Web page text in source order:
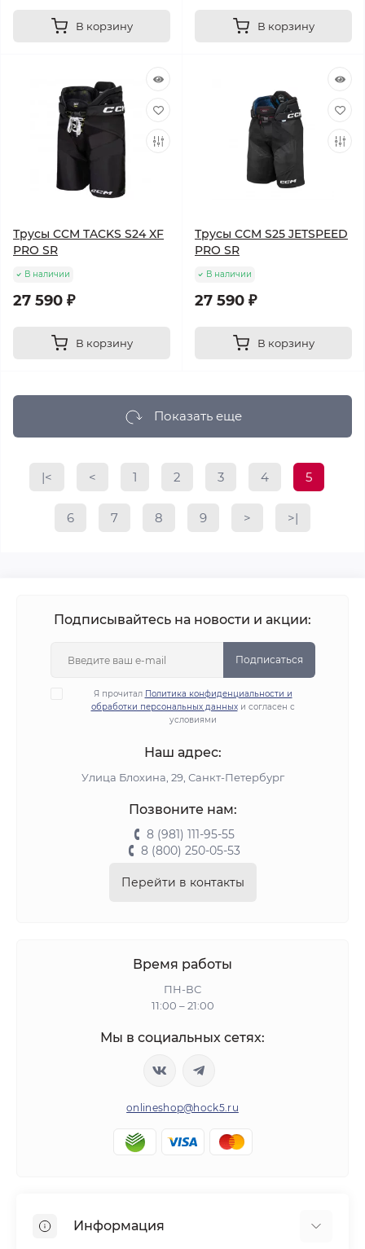
В корзину В корзину
Трусы CCM TACKS S24 XF
PRO SR
В наличии
27 590 ₽
В корзину
Трусы CCM S25 JETSPEED
PRO SR
В наличии
27 590 ₽
В корзину
Показать еще
|< < 1 2 3 4 5
6 7 8 9 > >|
Подписывайтесь на новости и акции:
Подписаться
Я прочитал Политика конфиденциальности и
обработки персональных данныхи согласен с
условиями
Наш адрес:
Улица Блохина, 29, Санкт-Петербург
Позвоните нам:
8 (981) 111-95-55
8 (800) 250-05-53
Перейти в контакты
Время работы
ПН-ВС
11:00 – 21:00
Мы в социальных сетях:
onlineshop@hock5.ru
Информация